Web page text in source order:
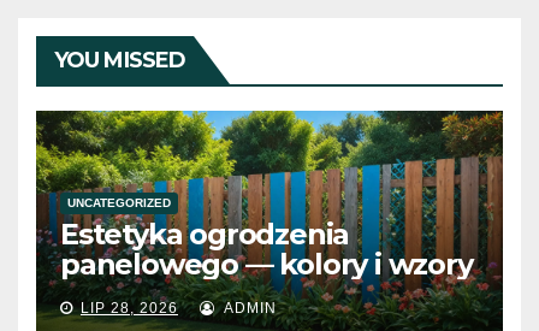
YOU MISSED
UNCATEGORIZED
Estetyka ogrodzenia
panelowego — kolory i wzory
LIP 28, 2026 ADMIN